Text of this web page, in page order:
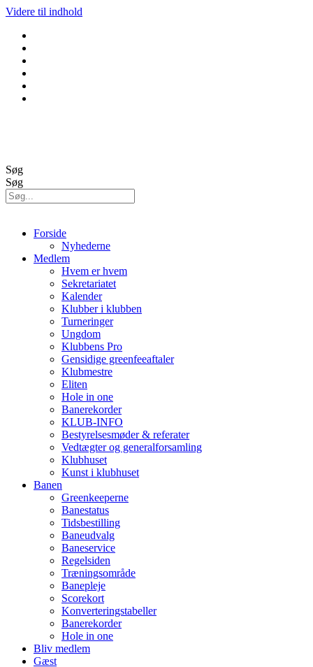
Videre til indhold
Søg
Søg
Forside
Nyhederne
Medlem
Hvem er hvem
Sekretariatet
Kalender
Klubber i klubben
Turneringer
Ungdom
Klubbens Pro
Gensidige greenfeeaftaler
Klubmestre
Eliten
Hole in one
Banerekorder
KLUB-INFO
Bestyrelsesmøder & referater
Vedtægter og generalforsamling
Klubhuset
Kunst i klubhuset
Banen
Greenkeeperne
Banestatus
Tidsbestilling
Baneudvalg
Baneservice
Regelsiden
Træningsområde
Banepleje
Scorekort
Konverteringstabeller
Banerekorder
Hole in one
Bliv medlem
Gæst